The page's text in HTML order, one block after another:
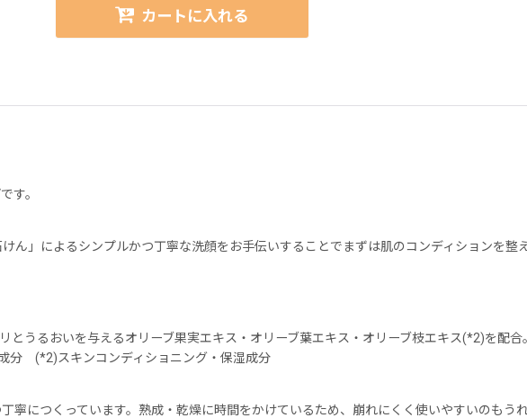
カートに入れる
す。
ん」によるシンプルかつ丁寧な洗顔をお手伝いすることでまずは肌のコンディションを整
うるおいを与えるオリーブ果実エキス・オリーブ葉エキス・オリーブ枝エキス(*2)を配
分 (*2)スキンコンディショニング・保湿成分
につくっています。熟成・乾燥に時間をかけているため、崩れにくく使いやすいのもうれ